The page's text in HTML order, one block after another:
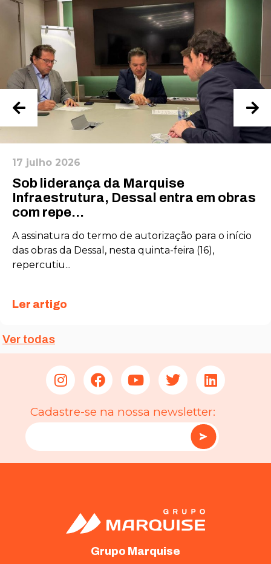
17 julho 2026
Sob liderança da Marquise
Infraestrutura, Dessal entra em obras
com repe...
A assinatura do termo de autorização para o início
das obras da Dessal, nesta quinta-feira (16),
repercutiu...
Ler artigo
Ver todas
Cadastre-se na nossa newsletter:
Grupo Marquise
Necessário
Esses cookies
não são
funcionamento
do site.
Estatísticas
Para que
Experiência
Para que o
nosso site
melhor possível
durante a sua
visita. Se você
recusar esses
Marketing
Ao compartilhar